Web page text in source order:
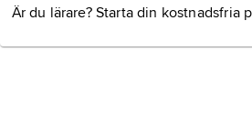
Är du lärare? Starta din kostnadsfria